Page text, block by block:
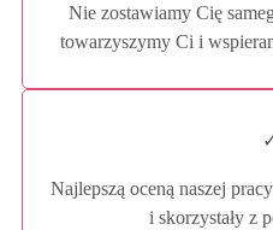
Nie zostawiamy Cię
towarzyszymy Ci i
Najlepszą oceną naszej
i skorzystały z